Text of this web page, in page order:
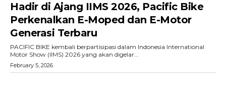
Hadir di Ajang IIMS 2026, Pacific Bike
Perkenalkan E-Moped dan E-Motor
Generasi Terbaru
PACIFIC BIKE kembali berpartisipasi dalam Indonesia International
Motor Show (IIMS) 2026 yang akan digelar...
February 5, 2026